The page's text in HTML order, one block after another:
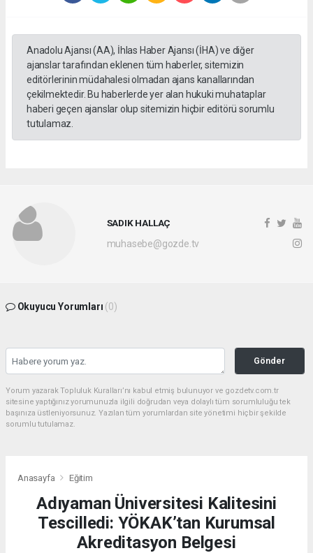
Anadolu Ajansı (AA), İhlas Haber Ajansı (İHA) ve diğer
ajanslar tarafından eklenen tüm haberler, sitemizin
editörlerinin müdahalesi olmadan ajans kanallarından
çekilmektedir. Bu haberlerde yer alan hukuki muhataplar
haberi geçen ajanslar olup sitemizin hiçbir editörü sorumlu
tutulamaz.
SADIK HALLAÇ
muhasebe@gozde.tv
Okuyucu Yorumları (0)
Gönder
Yorum yazarak Topluluk Kuralları’nı kabul etmiş bulunuyor ve gozdetv.com.tr
sitesine yaptığınız yorumunuzla ilgili doğrudan veya dolaylı tüm sorumluluğu tek
başınıza üstleniyorsunuz. Yazılan tüm yorumlardan site yönetimi hiçbir şekilde
sorumlu tutulamaz.
Anasayfa Eğitim
Adıyaman Üniversitesi Kalitesini
Tescilledi: YÖKAK’tan Kurumsal
Akreditasyon Belgesi